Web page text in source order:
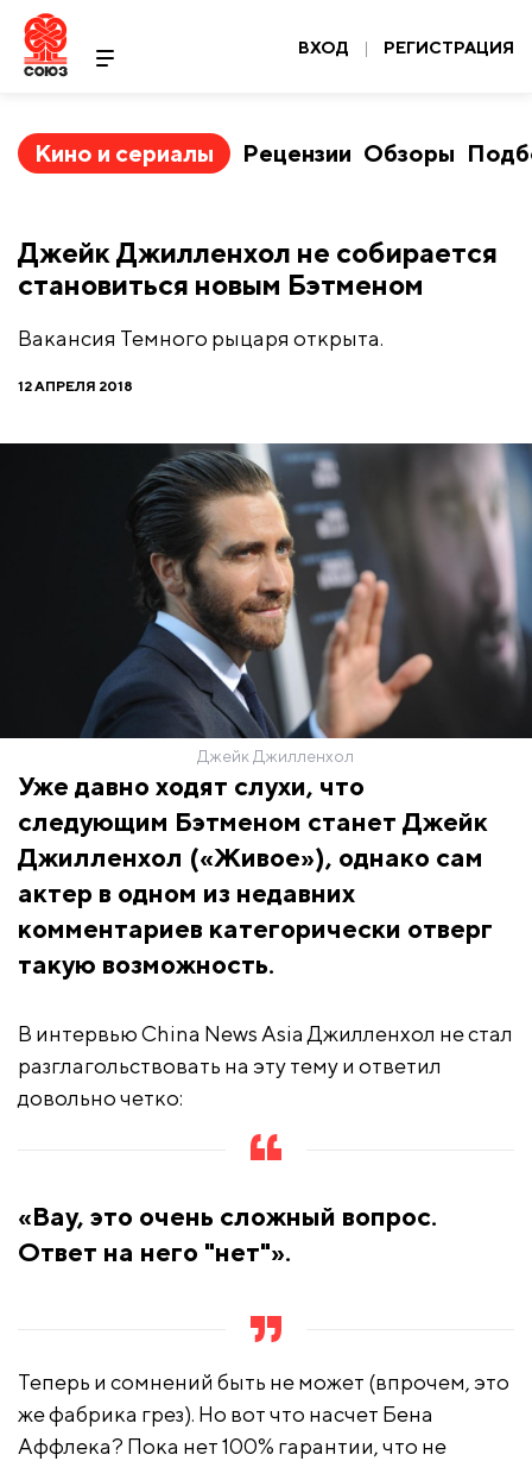
ВХОД | РЕГИСТРАЦИЯ
Кино и сериалы Рецензии Обзоры
Джейк Джилленхол не собирается
становиться новым Бэтменом
Вакансия Темного рыцаря открыта.
12 АПРЕЛЯ 2018
Джейк Джилленхол
Уже давно ходят слухи, что
следующим Бэтменом станет Джейк
Джилленхол («Живое»), однако сам
актер в одном из недавних
комментариев категорически отверг
такую возможность.
В интервью China News Asia Джилленхол не стал
разглагольствовать на эту тему и ответил
довольно четко:
«Вау, это очень сложный вопрос.
Ответ на него "нет"».
Теперь и сомнений быть не может (впрочем, это
же фабрика грез). Но вот что насчет Бена
Аффлека? Пока нет 100% гарантии, что не